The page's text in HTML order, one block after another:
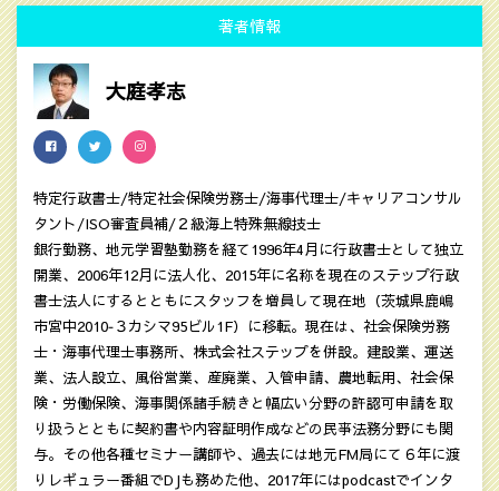
著者情報
大庭孝志
特定行政書士/特定社会保険労務士/海事代理士/キャリアコンサル
タント/ISO審査員補/２級海上特殊無線技士
銀行勤務、地元学習塾勤務を経て1996年4月に行政書士として独立
開業、2006年12月に法人化、2015年に名称を現在のステップ行政
書士法人にするとともにスタッフを増員して現在地（茨城県鹿嶋
市宮中2010‐３カシマ95ビル1F）に移転。現在は、社会保険労務
士・海事代理士事務所、株式会社ステップを併設。建設業、運送
業、法人設立、風俗営業、産廃業、入管申請、農地転用、社会保
険・労働保険、海事関係諸手続きと幅広い分野の許認可申請を取
り扱うとともに契約書や内容証明作成などの民亊法務分野にも関
与。その他各種セミナー講師や、過去には地元FM局にて６年に渡
りレギュラー番組でDJも務めた他、2017年にはpodcastでインタ